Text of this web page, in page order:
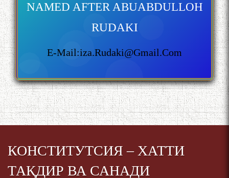
NAMED AFTER ABUABDULLOH
RUDAKI
E-Mail:iza.rudaki@gmail.com
КОНСТИТУТСИЯ – ХАТТИ
ТАҚДИР ВА САНАДИ